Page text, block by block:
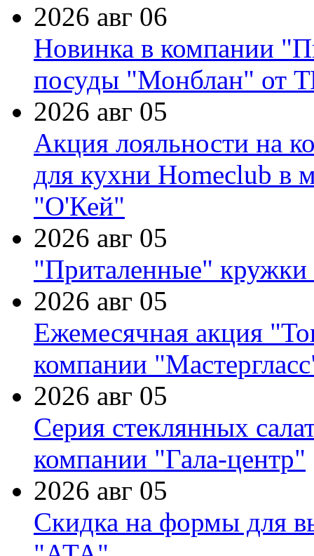
2026 авг 06
Новинка в компании
посуды "Монблан" от
2026 авг 05
Акция лояльности на
для кухни Homeclub в
"О'Кей"
2026 авг 05
"Приталенные" кружки
2026 авг 05
Ежемесячная акция
компании
2026 авг 05
Серия стеклянных
компании "Гала-центр"
2026 авг 05
Скидка на формы для